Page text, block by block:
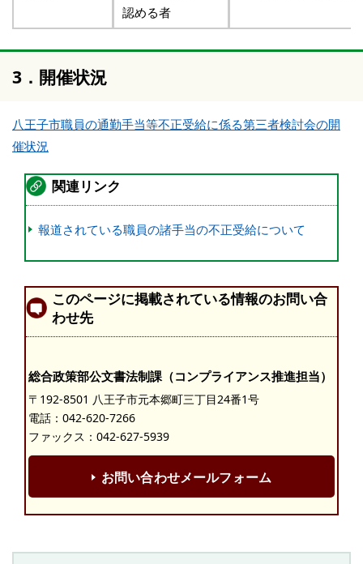
認める者
3．開催状況
八王子市職員の通勤手当等不正受給に係る第三者検討会の開
催状況
関連リンク
報道されている職員の諸手当の不正受給について
このページに掲載されている情報のお問い合
わせ先
総合政策部公文書法制課（コンプライアンス推進担当）
〒192-8501 八王子市元本郷町三丁目24番1号
電話： 042-620-7266
ファックス：042-627-5939
お問い合わせメールフォーム